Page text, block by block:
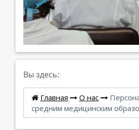
Вы здесь:
Главная О нас
средним медицинским